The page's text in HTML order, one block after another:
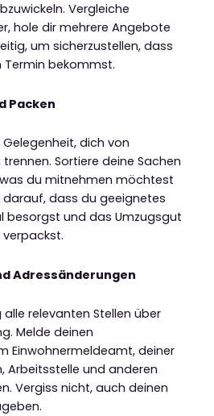
Vergleiche
hole dir mehrere Angebote
um sicherzustellen, dass
bekommst.
Packen
dich von
Sortiere deine Sachen
du mitnehmen möchtest
dass du geeignetes
besorgst und das Umzugsgut
Adressänderungen
relevanten Stellen über
Melde deinen
Einwohnermeldeamt, deiner
Arbeitsstelle und anderen
Vergiss nicht, auch deinen